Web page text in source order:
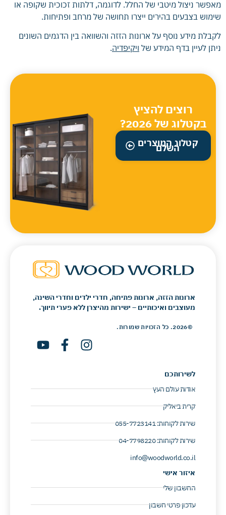
מאפשר ניצול מיטבי של החלל. לדוגמה, דלתות זכוכית שקופה או
שימוש בצבעים בהירים ייצרו תחושה של מרחב ופתיחות.
לקבלת מידע נוסף על ארונות הזזה והשוואה בין הדגמים השונים
ניתן לעיין בדף המידע של ויקיפדיה.
רוצים להציץ
בקטלוג של 2026?
קטלוג המוצרים
השלם
ארונות הזזה, ארונות פתיחה, חדרי ילדים וחדרי השינה,
מעוצבים ואיכותיים – ישירות מהיצרן ללא פערי תיווך.
©2026. כל הזכויות שמורות.
לשירותכם
אודות עולם העץ
קרית ביאליק
שירות לקוחות: 055-7723141 ​
שירות לקוחות: 04-7798220 ​
info@woodworld.co.il
איזור אישי
החשבון שלי
עדכון פרטי חשבון